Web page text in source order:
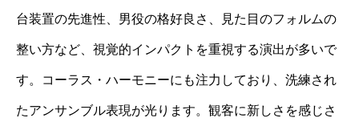
台装置の先進性、男役の格好良さ、見た目のフォルムの
整い方など、視覚的インパクトを重視する演出が多いで
す。コーラス・ハーモニーにも注力しており、洗練され
たアンサンブル表現が光ります。観客に新しさを感じさ